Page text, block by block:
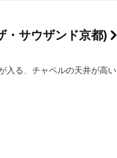
・サウザンド京都)
入る チャペルの天井が高い